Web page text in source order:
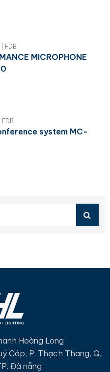
FDB
MICROPHONE
system MC-
Hoàng Long
Cáp, P. Thạch Thang, Q.
Đà nẵng